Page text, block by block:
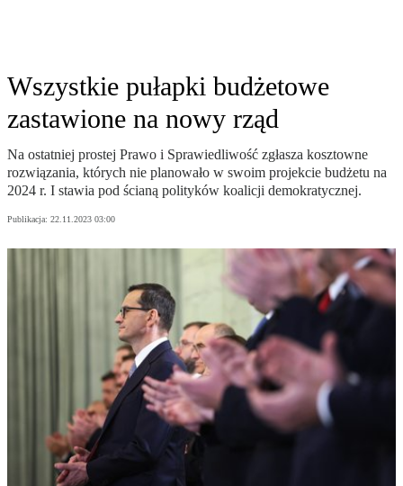
Wszystkie pułapki budżetowe
zastawione na nowy rząd
Na ostatniej prostej Prawo i Sprawiedliwość zgłasza kosztowne
rozwiązania, których nie planowało w swoim projekcie budżetu na
2024 r. I stawia pod ścianą polityków koalicji demokratycznej.
Publikacja: 22.11.2023 03:00